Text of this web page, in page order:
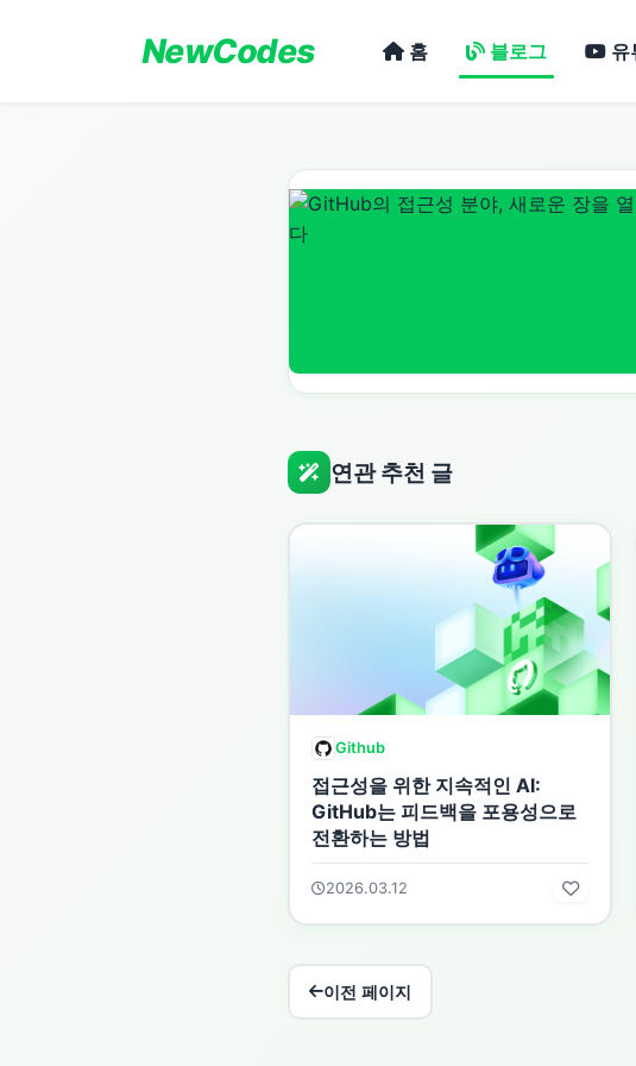
NewCodes 홈 블로그 유
연관 추천 글
Github
접근성을 위한 지속적인 AI:
GitHub는 피드백을 포용성으로
전환하는 방법
2026.03.12
이전 페이지